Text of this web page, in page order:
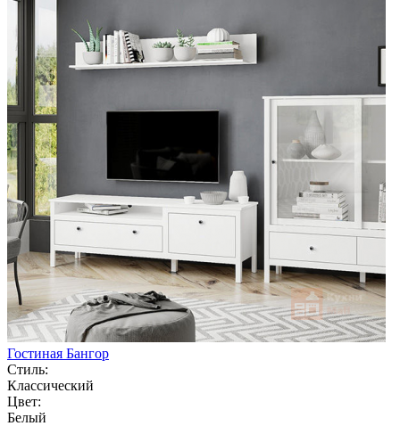
Гостиная Бангор
Стиль:
Классический
Цвет:
Белый